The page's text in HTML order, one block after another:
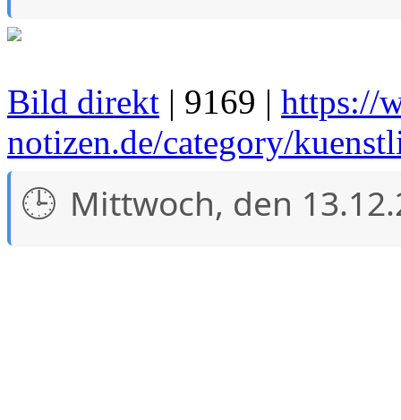
Bild direkt | 9169 | https://
notizen.de/category/
Mittwoch, den